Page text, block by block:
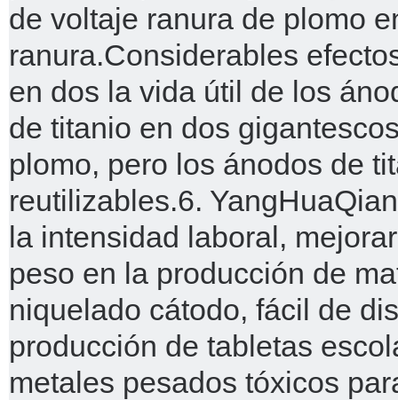
de voltaje ranura de plomo
ranura.Considerables
en dos la vida útil de los
de titanio en dos
plomo, pero los ánodos de
reutilizables.6.
la intensidad laboral,
peso en la producción de
niquelado cátodo, fácil de
producción de tabletas
metales pesados tóxicos